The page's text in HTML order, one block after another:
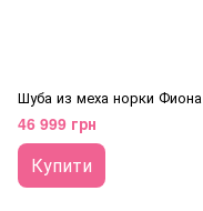
Шуба из меха норки Фиона
46 999 грн
Купити